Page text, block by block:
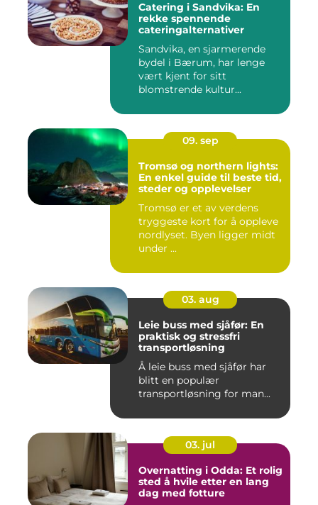
Catering i Sandvika: En
rekke spennende
cateringalternativer
Sandvika, en sjarmerende
bydel i Bærum, har lenge
vært kjent for sitt
blomstrende kultur...
09. sep
Tromsø og northern lights:
En enkel guide til beste tid,
steder og opplevelser
Tromsø er et av verdens
tryggeste kort for å oppleve
nordlyset. Byen ligger midt
under ...
03. aug
Leie buss med sjåfør: En
praktisk og stressfri
transportløsning
Å leie buss med sjåfør har
blitt en populær
transportløsning for man...
03. jul
Overnatting i Odda: Et rolig
sted å hvile etter en lang
dag med fotture